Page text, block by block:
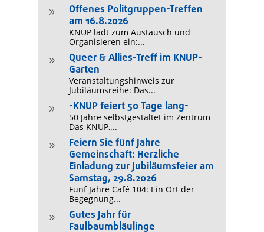
9
Offenes Politgruppen-Treffen
am 16.8.2026
KNUP lädt zum Austausch und
Organisieren ein:...
9
Queer & Allies-Treff im KNUP-
Garten
Veranstaltungshinweis zur
Jubiläumsreihe: Das...
9 -KNUP feiert 50 Tage lang-
50 Jahre selbstgestaltet im Zentrum
Das KNUP,...
9
Feiern Sie fünf Jahre
Gemeinschaft: Herzliche
Einladung zur Jubiläumsfeier am
Samstag, 29.8.2026
Fünf Jahre Café 104: Ein Ort der
Begegnung...
9
Gutes Jahr für
Faulbaumbläulinge